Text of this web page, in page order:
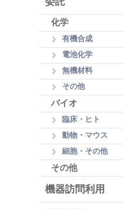
化学
有機合成
電池化学
無機材料
その他
バイオ
臨床・ヒト
動物・マウス
細胞・その他
その他
機器訪問利用